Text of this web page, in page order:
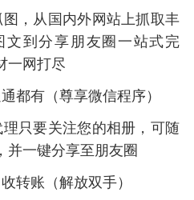
，从国内外网站上抓取丰
文到分享朋友圈一站式完
一网打尽
都有（尊享微信程序）
只要关注您的相册，可随
并一键分享至朋友圈
转账（解放双手）